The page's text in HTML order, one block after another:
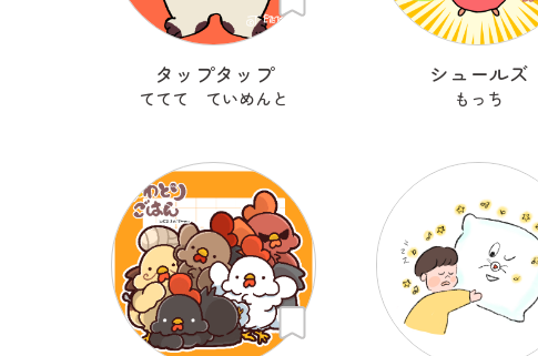
タップタップ
ててて ていめんと
シュールズ
もっち